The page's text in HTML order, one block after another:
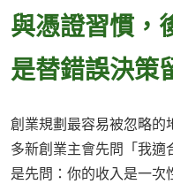
與憑證習慣，
是替錯誤決策
創業規劃最容易被忽略的
多新創業主會先問「我適
是先問：你的收入是一次